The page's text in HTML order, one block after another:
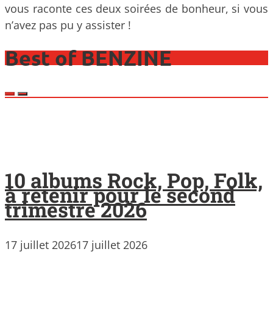
vous raconte ces deux soirées de bonheur, si vous
n’avez pas pu y assister !
Best of BENZINE
10 albums Rock, Pop, Folk,
à retenir pour le second
trimestre 2026
17 juillet 202617 juillet 2026